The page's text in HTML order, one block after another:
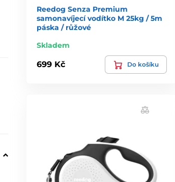
Reedog Senza Premium
samonavíjecí vodítko M 25kg / 5m
páska / růžové
Skladem
699 Kč Do košíku